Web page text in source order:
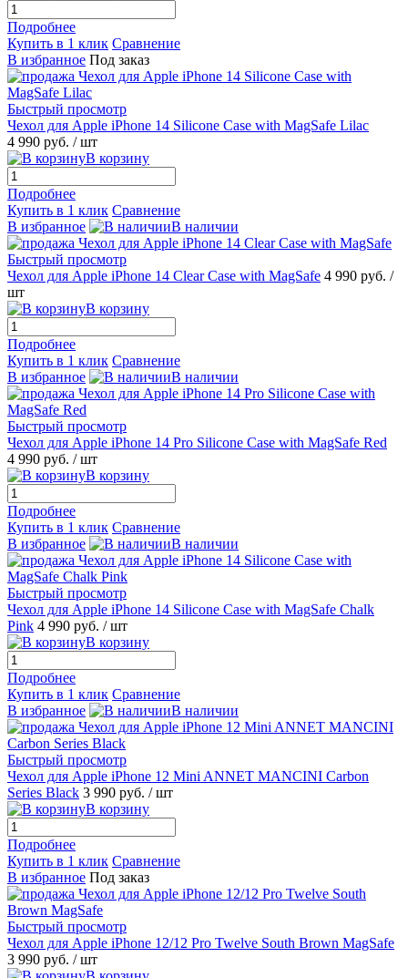
Подробнее
Купить в 1 клик Сравнение
В избранное Под заказ
Быстрый просмотр
Чехол для Apple iPhone 14 Silicone Case with MagSafe Lilac
4 990 руб. / шт
В корзину
Подробнее
Купить в 1 клик Сравнение
В избранное
В наличии
Быстрый просмотр
Чехол для Apple iPhone 14 Clear Case with MagSafe 4 990 руб. /
шт
В корзину
Подробнее
Купить в 1 клик Сравнение
В избранное
В наличии
Быстрый просмотр
Чехол для Apple iPhone 14 Pro Silicone Case with MagSafe Red
4 990 руб. / шт
В корзину
Подробнее
Купить в 1 клик Сравнение
В избранное
В наличии
Быстрый просмотр
Чехол для Apple iPhone 14 Silicone Case with MagSafe Chalk
Pink 4 990 руб. / шт
В корзину
Подробнее
Купить в 1 клик Сравнение
В избранное
В наличии
Быстрый просмотр
Чехол для Apple iPhone 12 Mini ANNET MANCINI Carbon
Series Black 3 990 руб. / шт
В корзину
Подробнее
Купить в 1 клик Сравнение
В избранное Под заказ
Быстрый просмотр
Чехол для Apple iPhone 12/12 Pro Twelve South Brown MagSafe
3 990 руб. / шт